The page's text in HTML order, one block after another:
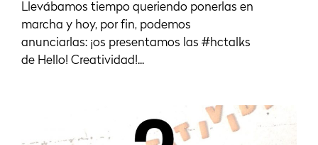
Llevábamos tiempo queriendo ponerlas en
marcha y hoy, por fin, podemos
anunciarlas: ¡os presentamos las #hctalks
de Hello! Creatividad!...